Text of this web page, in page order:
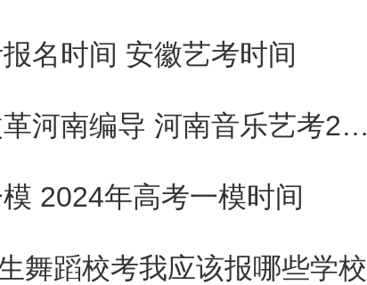
的改革，如今中考己不断
分值和占比，艺术得到普遍
名时间 安徽艺考时间
2024音乐艺考改革河南编导 河南音乐艺考2024新政策
2024年高考一模时间
舞蹈校考我应该报哪些学校